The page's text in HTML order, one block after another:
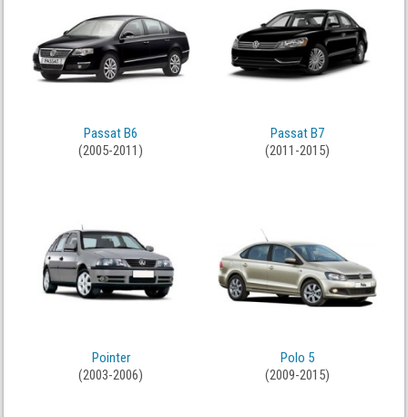
Passat B6
(2005-2011)
Passat B7
(2011-2015)
Pointer
(2003-2006)
Polo 5
(2009-2015)